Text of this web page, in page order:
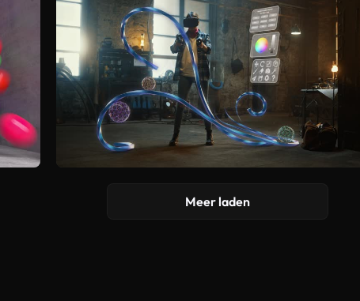
Meer laden